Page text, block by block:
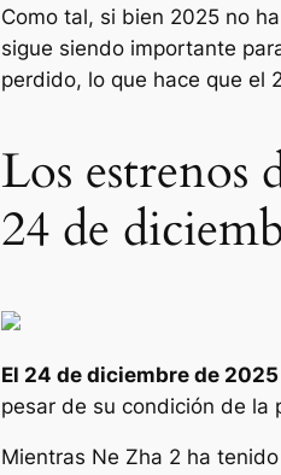
Como tal, si bien 2025 no
sigue siendo importante
perdido, lo que hace que el
Los estrenos
24 de
El 24 de diciembre de
pesar de su condición de la
Mientras Ne Zha 2 ha